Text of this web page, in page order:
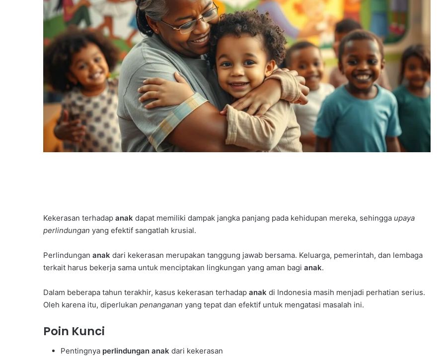
Kekerasan terhadap anak dapat memiliki dampak jangka panjang pada kehidupan mereka, sehingga upaya
perlindungan yang efektif sangatlah krusial.
Perlindungan anak dari kekerasan merupakan tanggung jawab bersama. Keluarga, pemerintah, dan lembaga
terkait harus bekerja sama untuk menciptakan lingkungan yang aman bagi anak.
Dalam beberapa tahun terakhir, kasus kekerasan terhadap anak di Indonesia masih menjadi perhatian serius.
Oleh karena itu, diperlukan penanganan yang tepat dan efektif untuk mengatasi masalah ini.
Poin Kunci
Pentingnya perlindungan anak dari kekerasan